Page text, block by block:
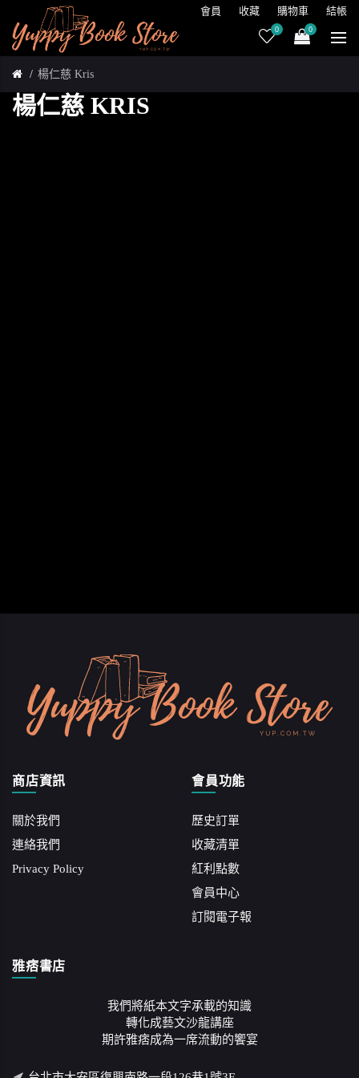
會員 收藏 購物車 結帳
0 0
楊仁慈 Kris
楊仁慈 KRIS
商店資訊
關於我們
連絡我們
Privacy Policy
會員功能
歷史訂單
收藏清單
紅利點數
會員中心
訂閱電子報
雅痞書店
我們將紙本文字承載的知識
轉化成藝文沙龍講座
期許雅痞成為一席流動的饗宴